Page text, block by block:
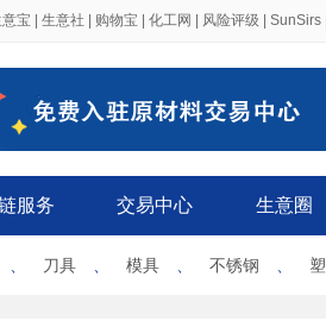
宝 生意社 购物宝 化工网 风险评级 SunSirs
服务 交易中心 生意圈
刀具 模具 不锈钢